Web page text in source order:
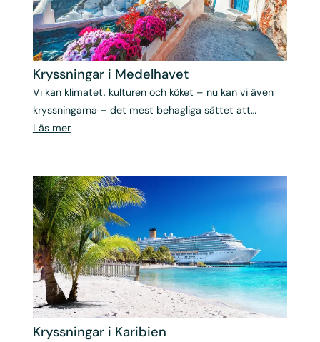
Kryssningar i Medelhavet
Vi kan klimatet, kulturen och köket – nu kan vi även
kryssningarna – det mest behagliga sättet att
uppleva det bästa Medelhavsländerna har att
Läs mer
Kryssningar i Karibien